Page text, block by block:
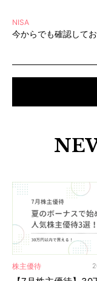
NISA
今からでも確認して
株主優待